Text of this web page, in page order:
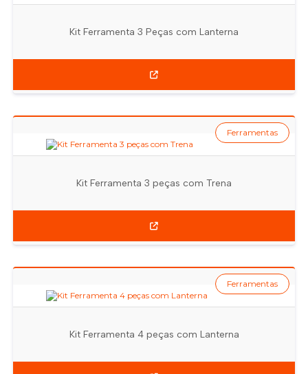
Kit Ferramenta 3 Peças com Lanterna
Kit Ferramenta 3 peças com Trena
Ferramentas
Kit Ferramenta 4 peças com Lanterna
Ferramentas